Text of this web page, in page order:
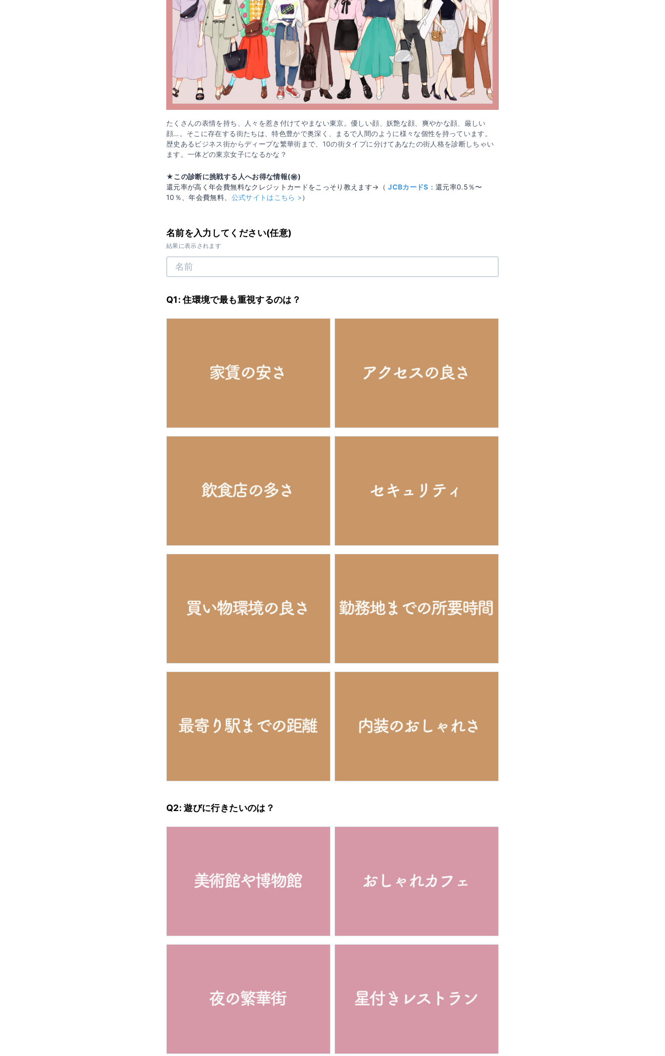
たくさんの表情を持ち、人々を惹き付けてやまない東京。優しい顔、妖艶な顔、爽やかな顔、厳しい
顔…。そこに存在する街たちは、特色豊かで奥深く、まるで人間のように様々な個性を持っています。
歴史あるビジネス街からディープな繁華街まで、10の街タイプに分けてあなたの街人格を診断しちゃい
ます。一体どの東京女子になるかな？
★この診断に挑戦する人へお得な情報(㊙️)
還元率が高く年会費無料なクレジットカードをこっそり教えます→（JCBカードS ：還元率0.5％〜
10％、年会費無料、 公式サイトはこちら >）
Unmute /
名前を入力してください(任意)
結果に表示されます
Q1: 住環境で最も重視するのは？
Q2: 遊びに行きたいのは？